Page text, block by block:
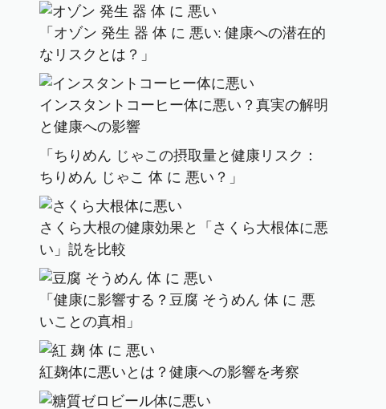
「オゾン 発生 器 体 に 悪い: 健康への潜在的
なリスクとは？」
インスタントコーヒー体に悪い？真実の解明
と健康への影響
「ちりめん じゃこの摂取量と健康リスク：
ちりめん じゃこ 体 に 悪い？」
さくら大根の健康効果と「さくら大根体に悪
い」説を比較
「健康に影響する？豆腐 そうめん 体 に 悪
いことの真相」
紅麹体に悪いとは？健康への影響を考察